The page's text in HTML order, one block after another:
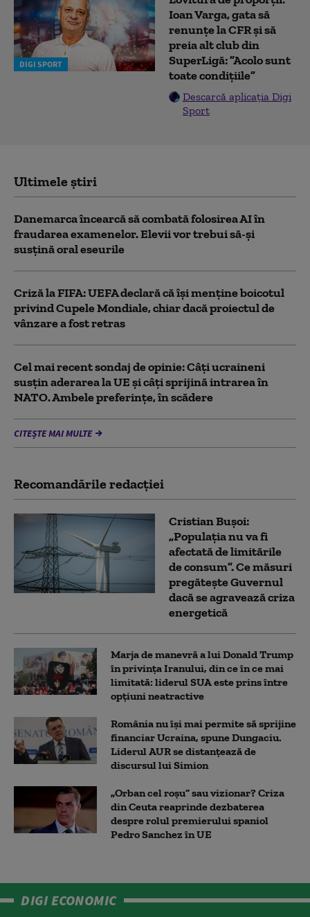
DIGI SPORT
Ioan Varga, gata să
renunțe la CFR și să
preia alt club din
SuperLigă: ”Acolo sunt
toate condițiile”
Descarcă aplicația Digi
Sport
Ultimele știri
Danemarca încearcă să combată folosirea AI în
fraudarea examenelor. Elevii vor trebui să-şi
susţină oral eseurile
Criză la FIFA: UEFA declară că îşi menţine boicotul
privind Cupele Mondiale, chiar dacă proiectul de
vânzare a fost retras
Cel mai recent sondaj de opinie: Câți ucraineni
susțin aderarea la UE și câți sprijină intrarea în
NATO. Ambele preferințe, în scădere
CITEȘTE MAI MULTE
Recomandările redacţiei
Cristian Bușoi:
„Populația nu va fi
afectată de limitările
de consum”. Ce măsuri
pregătește Guvernul
dacă se agravează criza
energetică
Marja de manevră a lui Donald Trump
în privința Iranului, din ce în ce mai
limitată: liderul SUA este prins între
opțiuni neatractive
România nu își mai permite să sprijine
financiar Ucraina, spune Dungaciu.
Liderul AUR se distanțează de
discursul lui Simion
„Orban cel roșu” sau vizionar? Criza
din Ceuta reaprinde dezbaterea
despre rolul premierului spaniol
Pedro Sanchez în UE
DIGI ECONOMIC